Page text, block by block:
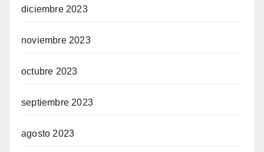
diciembre 2023
noviembre 2023
octubre 2023
septiembre 2023
agosto 2023